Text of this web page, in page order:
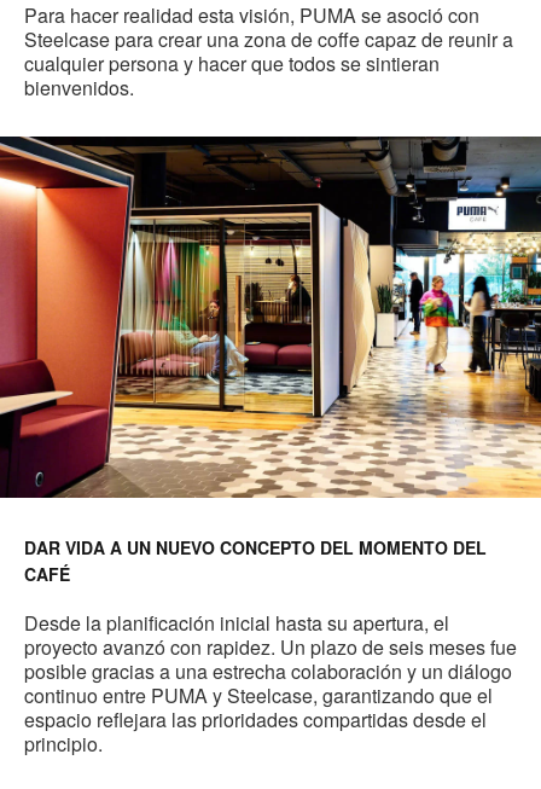
Para hacer realidad esta visión, PUMA se asoció con
Steelcase para crear una zona de coffe capaz de reunir a
cualquier persona y hacer que todos se sintieran
bienvenidos.
DAR VIDA A UN NUEVO CONCEPTO DEL MOMENTO DEL
CAFÉ
Desde la planificación inicial hasta su apertura, el
proyecto avanzó con rapidez. Un plazo de seis meses fue
posible gracias a una estrecha colaboración y un diálogo
continuo entre PUMA y Steelcase, garantizando que el
espacio reflejara las prioridades compartidas desde el
principio.